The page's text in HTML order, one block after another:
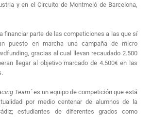
y en el Circuito de Montmeló de Barcelona,
financiar parte de las competiciones a las que sí
puesto en marcha una campaña de micro
gracias al cual llevan recaudado 2.500
llegar al objetivo marcado de 4.500€ en las
Team´ es un equipo de competición que está
por medio centenar de alumnos de la
estudiantes de diferentes grados como